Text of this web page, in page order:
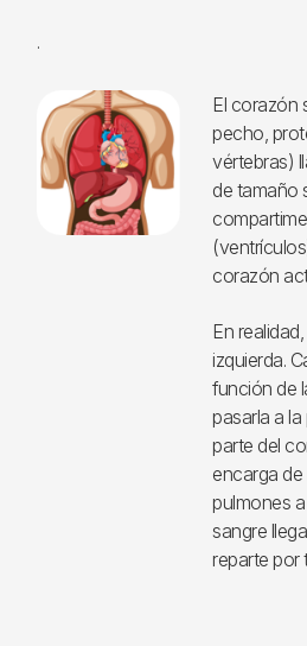
.
El corazón
pecho,
vértebras)
de tamaño
corazón
En
izquierda.
función de
pasarla a
parte del
encarga de
pulmones
sangre
reparte por